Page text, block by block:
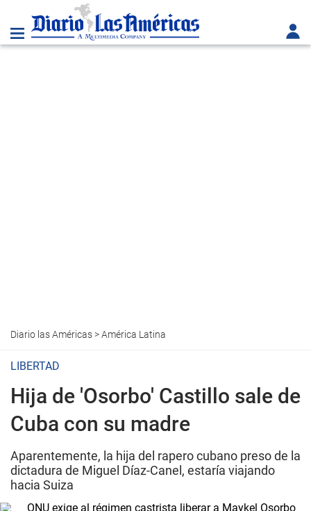
Diario las Américas>América Latina
LIBERTAD
Hija de 'Osorbo' Castillo sale de
Cuba con su madre
Aparentemente, la hija del rapero cubano preso de la
dictadura de Miguel Díaz-Canel, estaría viajando
hacia Suiza